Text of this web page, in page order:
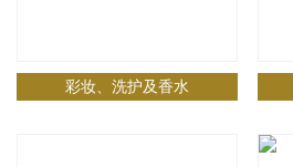
彩妆、洗护及香水